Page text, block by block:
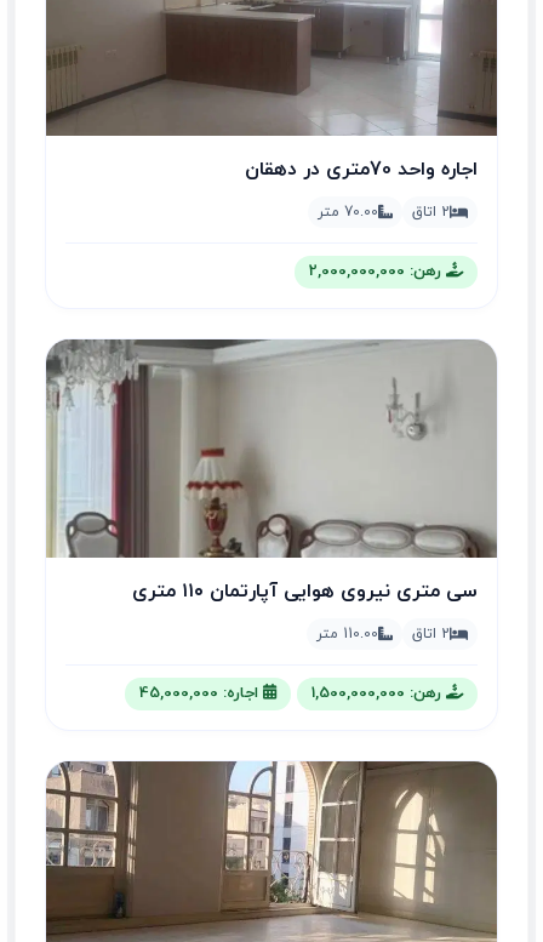
اجاره واحد 70متری در دهقان
2 اتاق 70.00 متر
رهن: 2,000,000,000
سی متری نیروی هوایی آپارتمان ۱۱۰ متری
2 اتاق 110.00 متر
رهن: 1,500,000,000 اجاره: 45,000,000